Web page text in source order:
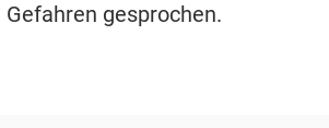
gesprochen.